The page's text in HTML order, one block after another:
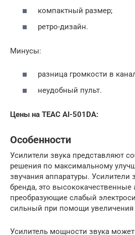
компактный размер;
ретро-дизайн.
Минусы:
разница громкости в
неудобный пульт.
Цены на TEAC AI-501DA:
Особенности
Усилители звука представляют
решения по максимальному
звучания аппаратуры. Усилители
бренда, это высококачественные
преобразующие слабый
сильный при помощи увеличения
Усилитель мощности звука может